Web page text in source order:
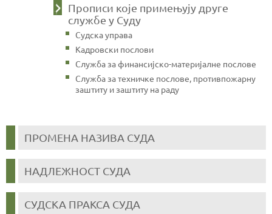
Прописи које примењују друге
службе у Суду
Судска управа
Кадровски послови
Служба за финансијско-материјалне послове
Служба за техничке послове, противпожарну
заштиту и заштиту на раду
ПРОМЕНА НАЗИВА СУДА
НАДЛЕЖНОСТ СУДА
СУДСКА ПРАКСА СУДА